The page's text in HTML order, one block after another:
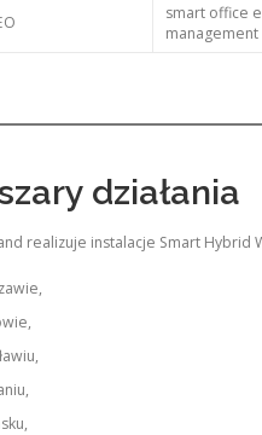
smart office
management
działania
realizuje instalacje Smart Hybrid